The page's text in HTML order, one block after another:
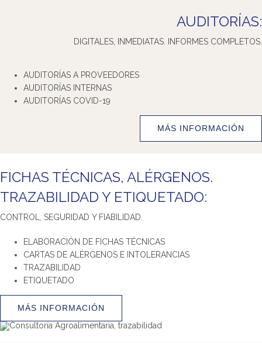
AUDITORÍAS:
DIGITALES, INMEDIATAS. INFORMES COMPLETOS.
AUDITORÍAS A PROVEEDORES
AUDITORÍAS INTERNAS
AUDITORÍAS COVID-19
MÁS INFORMACIÓN
FICHAS TÉCNICAS, ALÉRGENOS.
TRAZABILIDAD Y ETIQUETADO:
CONTROL, SEGURIDAD Y FIABILIDAD.
ELABORACIÓN DE FICHAS TÉCNICAS
CARTAS DE ALÉRGENOS E INTOLERANCIAS
TRAZABILIDAD
ETIQUETADO
MÁS INFORMACIÓN